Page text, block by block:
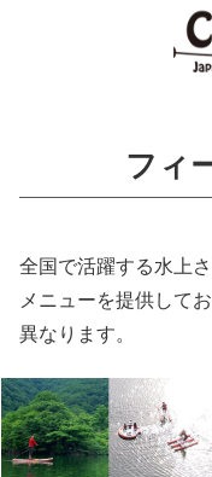
フィ
全国で活躍する水上
メニューを提供して
異なります。